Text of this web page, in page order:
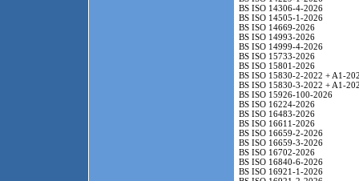
BS ISO 14306-4-2026
BS ISO 14505-1-2026
BS ISO 14669-2026
BS ISO 14993-2026
BS ISO 14999-4-2026
BS ISO 15733-2026
BS ISO 15801-2026
BS ISO 15830-2-2022 + A1-
BS ISO 15830-3-2022 + A1-
BS ISO 15926-100-2026
BS ISO 16224-2026
BS ISO 16483-2026
BS ISO 16611-2026
BS ISO 16659-2-2026
BS ISO 16659-3-2026
BS ISO 16702-2026
BS ISO 16840-6-2026
BS ISO 16921-1-2026